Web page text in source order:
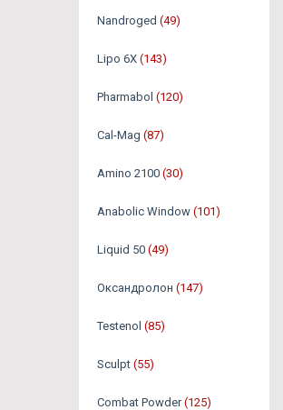
Nandroged (49)
Lipo 6X (143)
Pharmabol (120)
Cal-Mag (87)
Amino 2100 (30)
Anabolic Window (101)
Liquid 50 (49)
Оксандролон (147)
Testenol (85)
Sculpt (55)
Combat Powder (125)